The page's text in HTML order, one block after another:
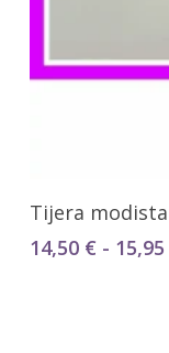
Tijera
14,50 € - 15,95